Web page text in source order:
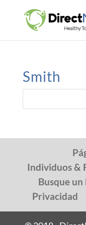
Smith
Individuos &
Busque
Privacidad